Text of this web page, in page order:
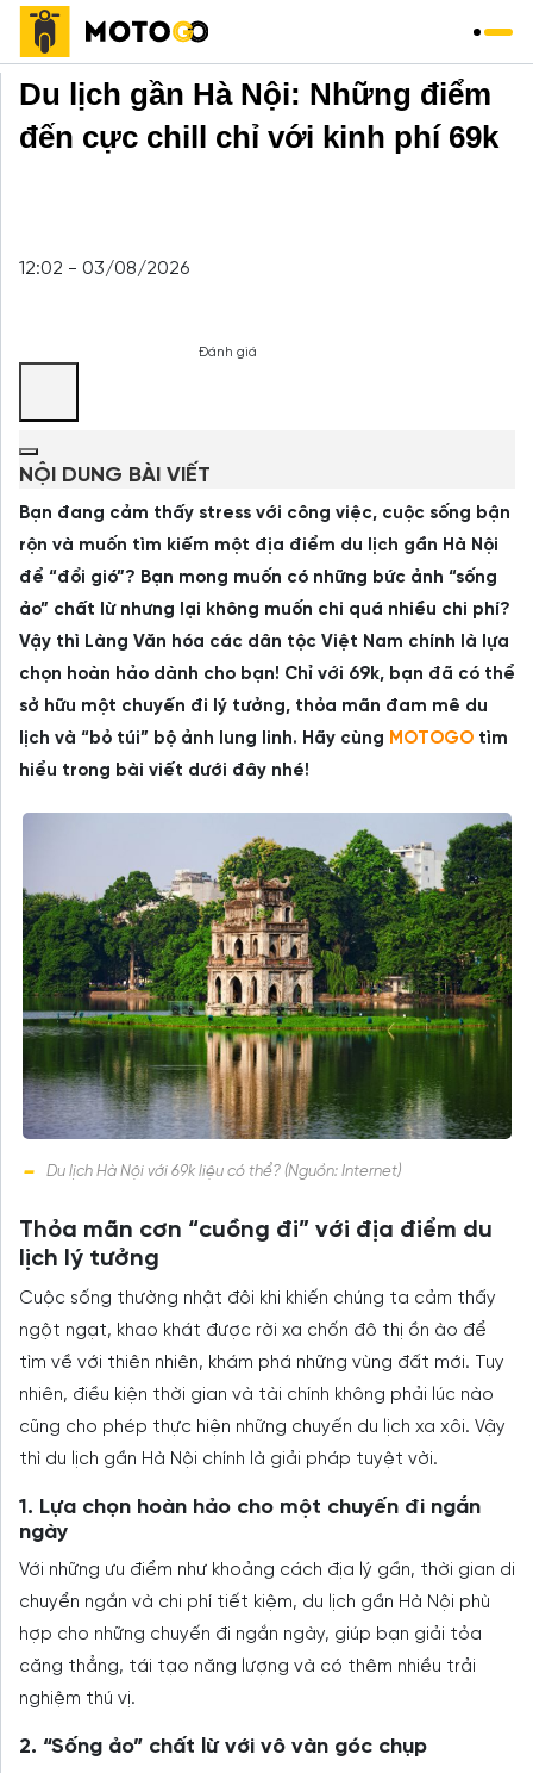
Trang chủ » Du Lịch»
Du lịch gần Hà Nội: Những điểm
đến cực chill chỉ với kinh phí 69k
12:02 - 03/08/2026
Đánh giá
NỘI DUNG BÀI VIẾT
Bạn đang cảm thấy stress với công việc, cuộc sống bận
rộn và muốn tìm kiếm một địa điểm du lịch gần Hà Nội
để “đổi gió”? Bạn mong muốn có những bức ảnh “sống
ảo” chất lừ nhưng lại không muốn chi quá nhiều chi phí?
Vậy thì Làng Văn hóa các dân tộc Việt Nam chính là lựa
chọn hoàn hảo dành cho bạn! Chỉ với 69k, bạn đã có thể
sở hữu một chuyến đi lý tưởng, thỏa mãn đam mê du
lịch và “bỏ túi” bộ ảnh lung linh. Hãy cùng MOTOGO tìm
hiểu trong bài viết dưới đây nhé!
Du lịch Hà Nội với 69k liệu có thể? (Nguồn: Internet)
Thỏa mãn cơn “cuồng đi” với địa điểm du
lịch lý tưởng
Cuộc sống thường nhật đôi khi khiến chúng ta cảm thấy
ngột ngạt, khao khát được rời xa chốn đô thị ồn ào để
tìm về với thiên nhiên, khám phá những vùng đất mới. Tuy
nhiên, điều kiện thời gian và tài chính không phải lúc nào
cũng cho phép thực hiện những chuyến du lịch xa xôi. Vậy
thì du lịch gần Hà Nội chính là giải pháp tuyệt vời.
1. Lựa chọn hoàn hảo cho một chuyến đi ngắn
ngày
Với những ưu điểm như khoảng cách địa lý gần, thời gian di
chuyển ngắn và chi phí tiết kiệm, du lịch gần Hà Nội phù
hợp cho những chuyến đi ngắn ngày, giúp bạn giải tỏa
căng thẳng, tái tạo năng lượng và có thêm nhiều trải
nghiệm thú vị.
2. “Sống ảo” chất lừ với vô vàn góc chụp